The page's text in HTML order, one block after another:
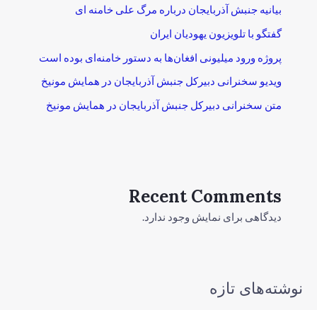
بیانیه جنبش آذربایجان درباره مرگ علی خامنه ای
گفتگو با تلویزیون یهودیان ایران
پروژه ورود میلیونی افغان‌ها به دستور خامنه‌ای بوده است
ویدیو سخنرانی دبیرکل جنبش آذربایجان در همایش مونیخ
متن سخنرانی دبیرکل جنبش آذربایجان در همایش مونیخ
Recent Comments
دیدگاهی برای نمایش وجود ندارد.
نوشته‌های تازه